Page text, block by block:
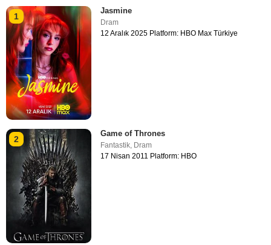
1
Jasmine
Dram
12 Aralık 2025 Platform: HBO Max Türkiye
2
Game of Thrones
Fantastik, Dram
17 Nisan 2011 Platform: HBO